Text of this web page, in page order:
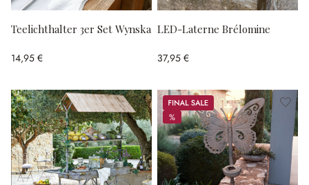
Teelichthalter 3er Set Wynska
14,95 €
LED-Laterne Brélomine
37,95 €
Sale
%
%